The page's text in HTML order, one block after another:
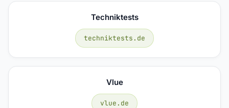
Techniktests
techniktests.de
Vlue
vlue.de